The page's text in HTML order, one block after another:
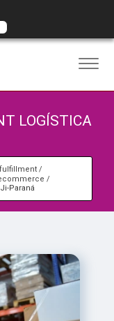
LOGÍSTICA
Paraná